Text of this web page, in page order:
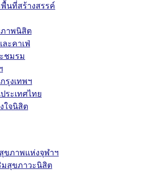
นที่สร้างสรรค์
าพนิสิต
ะคาเฟ่
ชมรม
รุงเทพฯ
ระเทศไทย
ใจนิสิต
ขภาพแห่งจุฬาฯ
มสุขภาวะนิสิต